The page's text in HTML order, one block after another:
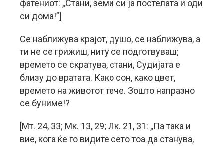
фатениот: „Стани, земи си ја постелата и оди
си дома!”]
Се наближува крајот, душо, се наближува, а
ти не се грижиш, ниту се подготвуваш;
времето се скратува, стани, Судијата е
близу до вратата. Како сон, како цвет,
времето на животот тече. Зошто напразно
се буниме!?
[Мт. 24, 33; Мк. 13, 29; Лк. 21, 31: „Па така и
вие, кога ќе го видите сето тоа да станува,